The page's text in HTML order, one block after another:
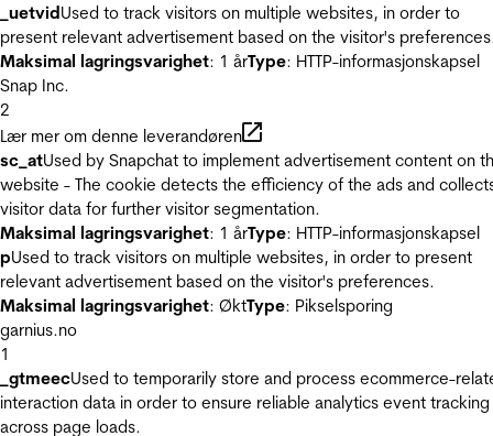
_uetvidUsed to track visitors on multiple websites, in order to
present relevant advertisement based on the visitor's
Maksimal lagringsvarighet: 1 årType: HTTP-informasjonskapsel
Snap Inc.
2
Lær mer om denne leverandøren
sc_atUsed by Snapchat to implement advertisement content on
website - The cookie detects the efficiency of the ads and
visitor data for further visitor segmentation.
Maksimal lagringsvarighet: 1 årType: HTTP-informasjonskapsel
pUsed to track visitors on multiple websites, in order to present
relevant advertisement based on the visitor's preferences.
Maksimal lagringsvarighet: ØktType: Pikselsporing
garnius.no
1
_gtmeecUsed to temporarily store and process ecommerce-
interaction data in order to ensure reliable analytics event tracking
across page loads.